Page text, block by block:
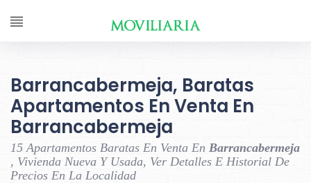
Barrancabermeja, Baratas
Apartamentos En Venta En
Barrancabermeja
15 Apartamentos Baratas En Venta En Barrancabermeja
, Vivienda Nueva Y Usada, Ver Detalles E Historial De
Precios En La Localidad